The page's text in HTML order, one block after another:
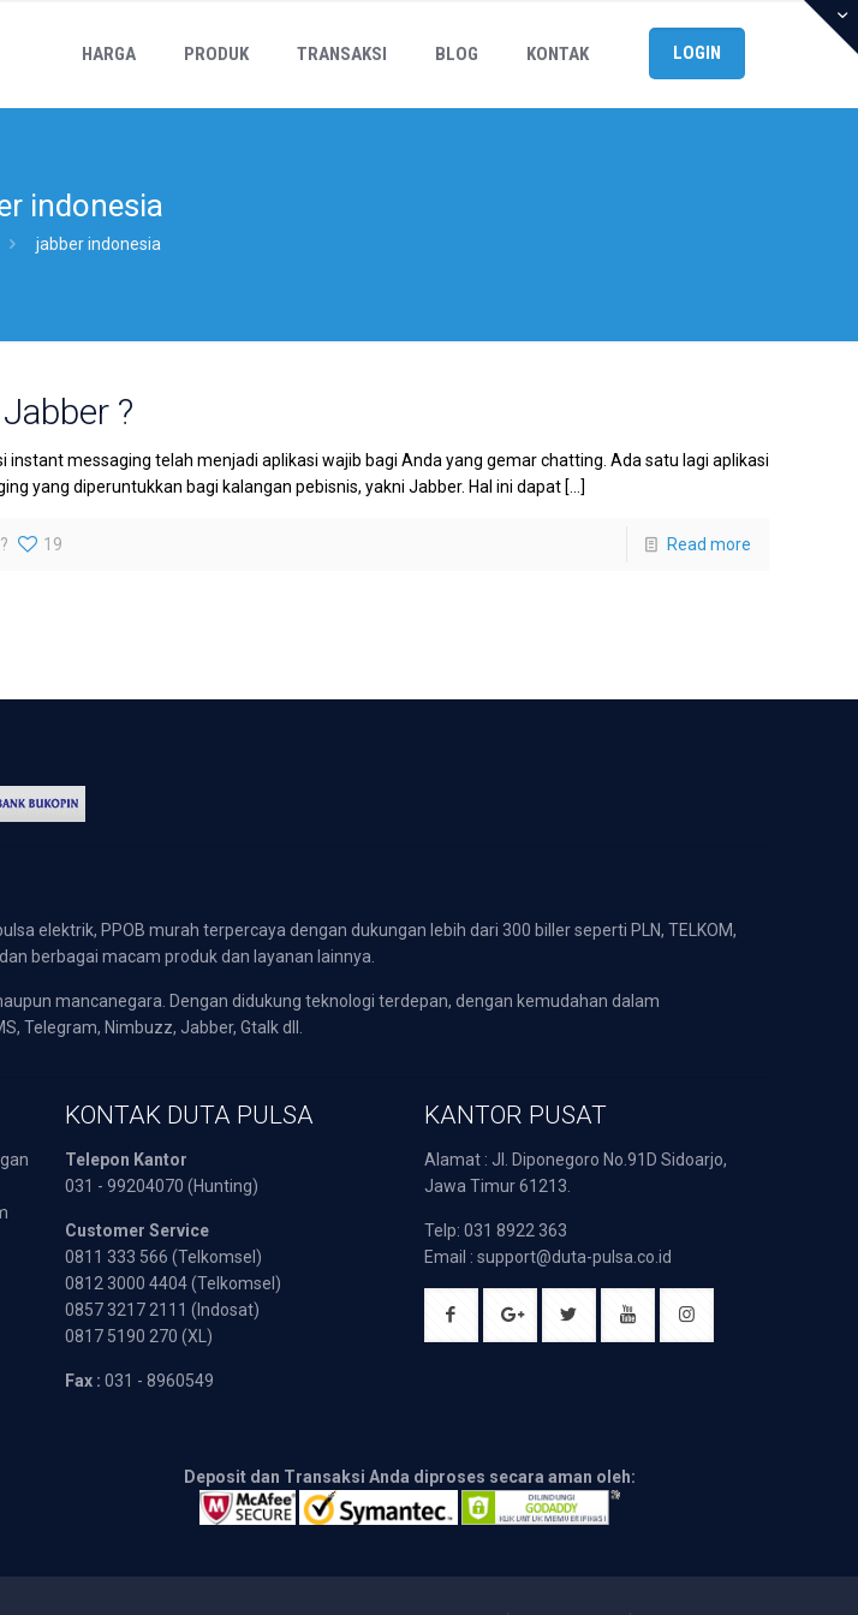
HARGA PRODUK TRANSAKSI BLOG KONTAK LOGIN
indonesia
jabber indonesia
?
instant messaging telah menjadi aplikasi wajib bagi Anda yang gemar chatting. Ada satu lagi aplikasi
yang diperuntukkan bagi kalangan pebisnis, yakni Jabber. Hal ini dapat[…]
19 Read more
elektrik, PPOB murah terpercaya dengan dukungan lebih dari 300 biller seperti PLN, TELKOM,
berbagai macam produk dan layanan lainnya.
mancanegara. Dengan didukung teknologi terdepan, dengan kemudahan dalam
Telegram, Nimbuzz, Jabber, Gtalk dll.
KONTAK DUTA PULSA
Telepon Kantor
031 - 99204070 (Hunting)
Customer Service
0811 333 566 (Telkomsel)
0812 3000 4404 (Telkomsel)
0857 3217 2111 (Indosat)
0817 5190 270 (XL)
Fax : 031 - 8960549
KANTOR PUSAT
Alamat : Jl. Diponegoro No.91D Sidoarjo,
Jawa Timur 61213.
Telp: 031 8922 363
Email : support@duta-pulsa.co.id
Deposit dan Transaksi Anda diproses secara aman oleh: